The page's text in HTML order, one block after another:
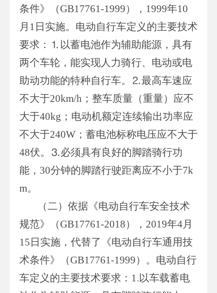
条件》（GB17761-1999），1999年10
月1日实施。电动自行车定义的主要技术
要求：⒈以蓄电池作为辅助能源，具有
两个车轮，能实现人力骑行、电动或电
助动功能的特种自行车。⒉最高车速应
不大于20km/h；整车质量（重量）应不
大于40kg；电动机额定连续输出功率应
不大于240W；蓄电池标称电压应不大于
48伏。⒊必须具有良好的脚踏骑行功
能，30分钟的脚踏行驶距离应不小于7k
m。
（二）依据《电动自行车安全技术
规范》（GB17761-2018），2019年4月
15日实施，代替了《电动自行车通用技
术条件》（GB17761-1999）。电动自行
车定义的主要技术要求：1.以车载蓄电